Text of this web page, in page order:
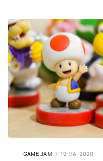
GAME JAM 19 MAI 2020